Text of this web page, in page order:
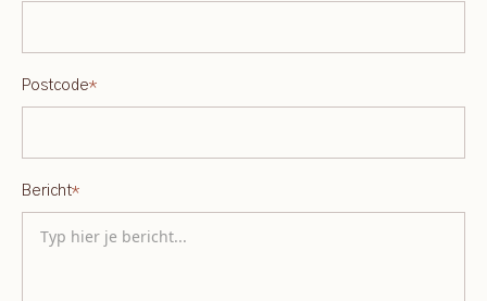
Postcode*
Bericht*